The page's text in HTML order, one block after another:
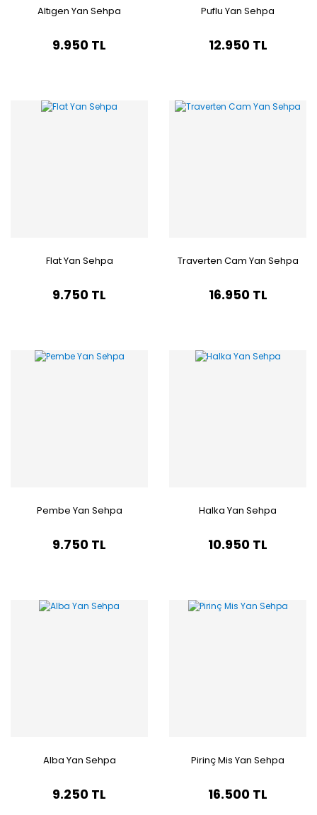
Altıgen Yan Sehpa
9.950 TL
Puflu Yan Sehpa
12.950 TL
Flat Yan Sehpa
9.750 TL
Traverten Cam Yan Sehpa
16.950 TL
Pembe Yan Sehpa
9.750 TL
Halka Yan Sehpa
10.950 TL
Alba Yan Sehpa
9.250 TL
Pirinç Mis Yan Sehpa
16.500 TL